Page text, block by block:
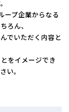
高崎本部
宮本部 福山本部
ープ企業からなる
ろん、
でいただく内容と
をイメージでき
い。